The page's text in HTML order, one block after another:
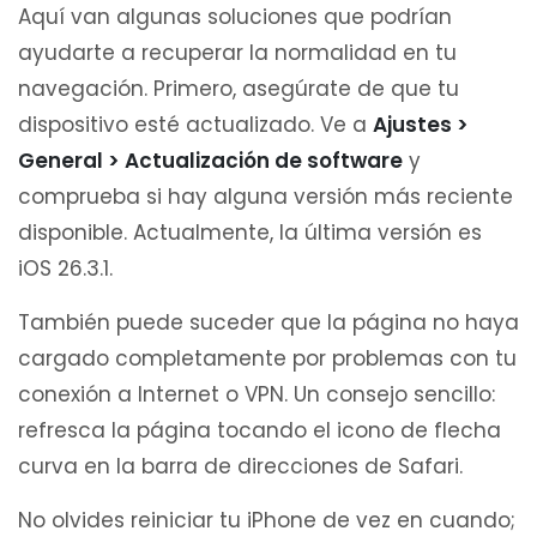
Aquí van algunas soluciones que podrían
ayudarte a recuperar la normalidad en tu
navegación. Primero, asegúrate de que tu
dispositivo esté actualizado. Ve a Ajustes >
General > Actualización de software y
comprueba si hay alguna versión más reciente
disponible. Actualmente, la última versión es
iOS 26.3.1.
También puede suceder que la página no haya
cargado completamente por problemas con tu
conexión a Internet o VPN. Un consejo sencillo:
refresca la página tocando el icono de flecha
curva en la barra de direcciones de Safari.
No olvides reiniciar tu iPhone de vez en cuando;